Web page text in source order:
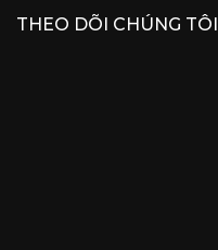
THEO DÕI CHÚNG TÔI